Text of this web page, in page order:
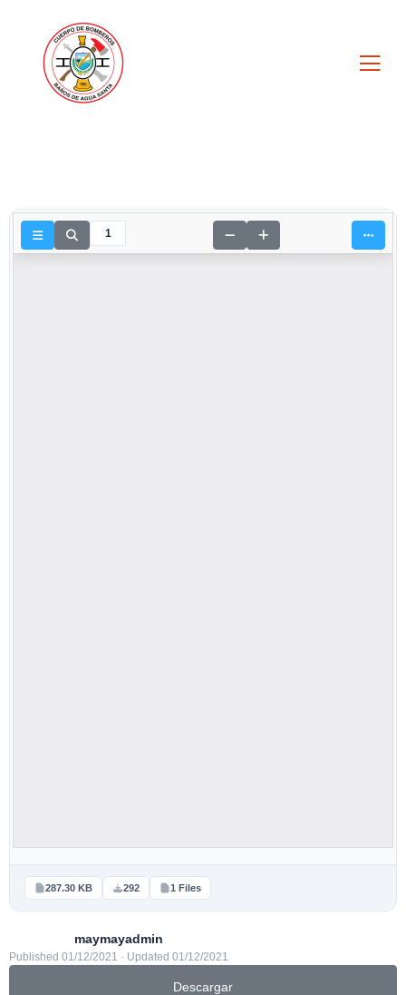
287.30 KB 292 1 Files
maymayadmin
Published 01/12/2021 · Updated 01/12/2021
Descargar